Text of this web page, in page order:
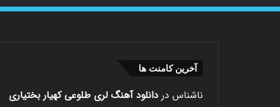
آخرین کامنت ها
ناشناس در دانلود آهنگ لری طلوعی کهیار بختیاری